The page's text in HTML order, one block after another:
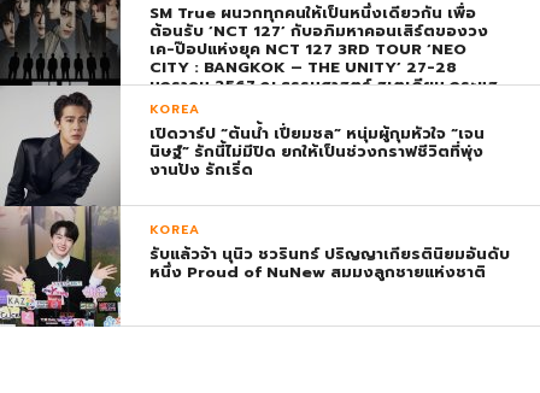
SM True ผนวกทุกคนให้เป็นหนึ่งเดียวกัน เพื่อ
ต้อนรับ ‘NCT 127’ กับอภิมหาคอนเสิร์ตของวง
เค-ป๊อปแห่งยุค NCT 127 3RD TOUR ‘NEO
CITY : BANGKOK – THE UNITY’ 27-28
มกราคม 2567 ณ ธรรมศาสตร์ สเตเดียม กระแส
ตอบรับยิ่งใหญ่สมการรอคอย บัตร SOLD OUT
ทุกที่นั่งทันทีที่เปิดจำหน่าย !
KOREA
เปิดวาร์ป “ต้นน้ำ เปี่ยมชล” หนุ่มผู้กุมหัวใจ “เจน
นิษฐ์” รักนี้ไม่มีปิด ยกให้เป็นช่วงกราฟชีวิตที่พุ่ง
งานปัง รักเริ่ด
KOREA
รับแล้วจ้า นุนิว ชวรินทร์ ปริญญาเกียรตินิยมอันดับ
หนึ่ง Proud of NuNew สมมงลูกชายแห่งชาติ